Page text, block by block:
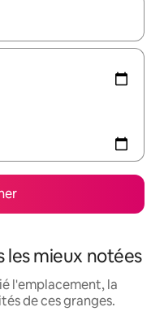
parcourez-les en utilisant
les mieux notées
l'emplacement, la
de ces granges.